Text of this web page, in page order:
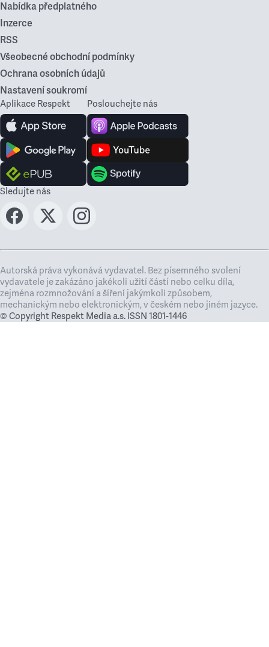
Nabídka předplatného
Inzerce
RSS
Všeobecné obchodní podmínky
Ochrana osobních údajů
Nastavení soukromí
Aplikace Respekt Poslouchejte nás
Sledujte nás
Autorská práva vykonává vydavatel. Bez písemného svolení
vydavatele je zakázáno jakékoli užití částí nebo celku díla,
zejména rozmnožování a šíření jakýmkoli způsobem,
mechanickým nebo elektronickým, v českém nebo jiném jazyce.
© Copyright Respekt Media a.s. ISSN 1801-1446